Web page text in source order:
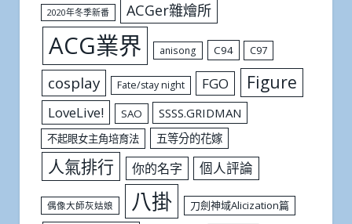
2020年冬季新番 ACGer雜燴所
ACG業界 anisong C94 C97
cosplay Fate/stay night FGO Figure
LoveLive! SAO SSSS.GRIDMAN
不起眼女主角培育法 五等分的花嫁
人氣排行 你的名字 個人評論
偶像大師灰姑娘 八掛 刀劍神域Alicization篇